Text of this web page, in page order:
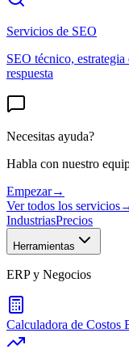
Servicios de SEO
SEO técnico,
respuesta
Necesitas ayuda?
Habla con nuestro
Empezar→
Ver todos los servicios
IndustriasPrecios
Herramientas
ERP y Negocios
Calculadora de Costos